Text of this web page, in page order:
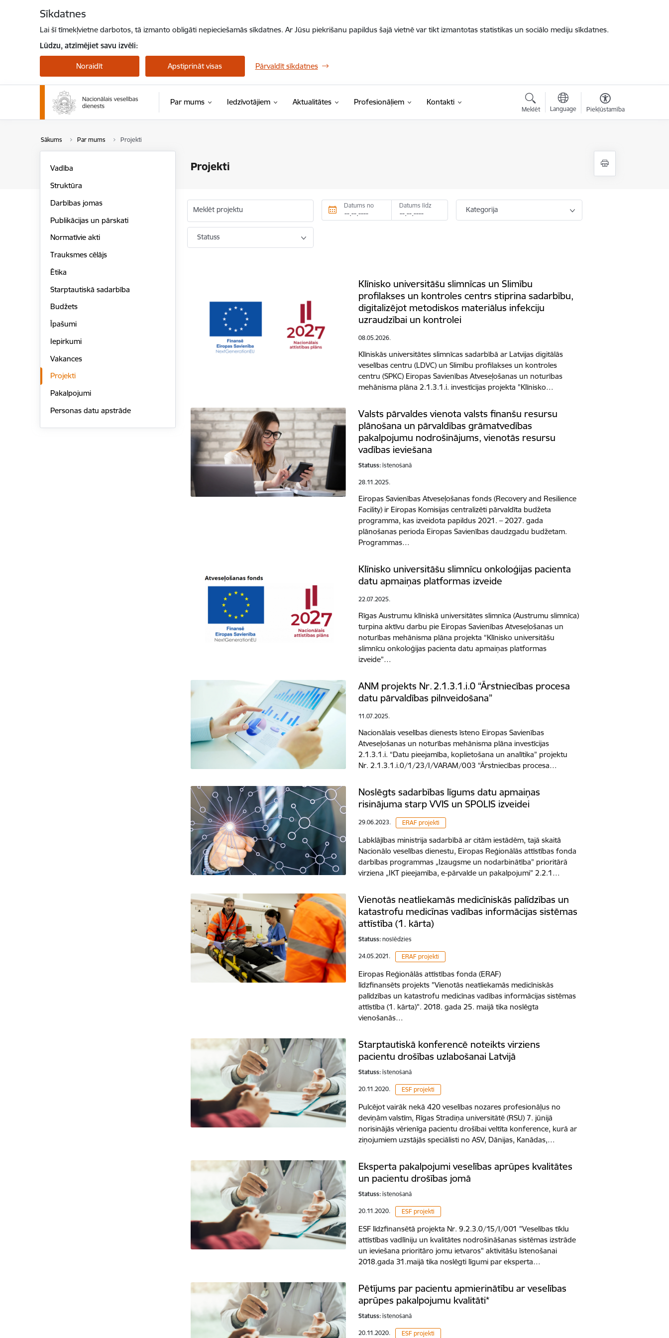
Sīkdatnes
Lai šī tīmekļvietne darbotos, tā izmanto obligāti nepieciešamās sīkdatnes. Ar Jūsu piekrišanu papildus šajā vietnē var tikt izmantotas statistikas un sociālo mediju sīkdatnes.
Lūdzu, atzīmējiet savu izvēli:
Noraidīt Apstiprināt visas Pārvaldīt sīkdatnes
Par mums Iedzīvotājiem Aktualitātes Profesionāļiem Kontakti
Meklēt Language Piekļūstamība
Sākums Par mums Projekti
Projekti
Vadība
Struktūra
Darbības jomas
Publikācijas un pārskati
Normatīvie akti
Trauksmes cēlājs
Ētika
Starptautiskā sadarbība
Budžets
Īpašumi
Iepirkumi
Vakances
Projekti
Pakalpojumi
Personas datu apstrāde
Meklēt projektu Datums no Datums līdz Kategorija
Statuss
Klīnisko universitāšu slimnīcas un Slimību
profilakses un kontroles centrs stiprina sadarbību,
digitalizējot metodiskos materiālus infekciju
uzraudzībai un kontrolei
08.05.2026.
Klīniskās universitātes slimnīcas sadarbībā ar Latvijas digitālās
veselības centru (LDVC) un Slimību profilakses un kontroles
centru (SPKC) Eiropas Savienības Atveseļošanas un noturības
mehānisma plāna 2.1.3.1.i. investīcijas projekta "Klīnisko…
Valsts pārvaldes vienota valsts finanšu resursu
plānošana un pārvaldības grāmatvedības
pakalpojumu nodrošinājums, vienotās resursu
vadības ieviešana
Statuss: īstenošanā
28.11.2025.
Eiropas Savienības Atveseļošanas fonds (Recovery and Resilience
Facility) ir Eiropas Komisijas centralizēti pārvaldīta budžeta
programma, kas izveidota papildus 2021. – 2027. gada
plānošanas perioda Eiropas Savienības daudzgadu budžetam.
Programmas…
Klīnisko universitāšu slimnīcu onkoloģijas pacienta
datu apmaiņas platformas izveide
22.07.2025.
Rīgas Austrumu klīniskā universitātes slimnīca (Austrumu slimnīca)
turpina aktīvu darbu pie Eiropas Savienības Atveseļošanas un
noturības mehānisma plāna projekta “Klīnisko universitāšu
slimnīcu onkoloģijas pacienta datu apmaiņas platformas
izveide”…
ANM projekts Nr. 2.1.3.1.i.0 “Ārstniecības procesa
datu pārvaldības pilnveidošana”
11.07.2025.
Nacionālais veselības dienests īsteno Eiropas Savienības
Atveseļošanas un noturības mehānisma plāna investīcijas
2.1.3.1.i. “Datu pieejamība, koplietošana un analītika” projektu
Nr. 2.1.3.1.i.0/1/23/I/VARAM/003 “Ārstniecības procesa…
Noslēgts sadarbības līgums datu apmaiņas
risinājuma starp VVIS un SPOLIS izveidei
29.06.2023. ERAF projekti
Labklājības ministrija sadarbībā ar citām iestādēm, tajā skaitā
Nacionālo veselības dienestu, Eiropas Reģionālās attīstības fonda
darbības programmas „Izaugsme un nodarbinātība” prioritārā
virziena „IKT pieejamība, e-pārvalde un pakalpojumi” 2.2.1…
Vienotās neatliekamās medicīniskās palīdzības un
katastrofu medicīnas vadības informācijas sistēmas
attīstība (1. kārta)
Statuss: noslēdzies
24.05.2021. ERAF projekti
Eiropas Reģionālās attīstības fonda (ERAF)
līdzfinansēts projekts "Vienotās neatliekamās medicīniskās
palīdzības un katastrofu medicīnas vadības informācijas sistēmas
attīstība (1. kārta)". 2018. gada 25. maijā tika noslēgta
vienošanās…
Starptautiskā konferencē noteikts virziens
pacientu drošības uzlabošanai Latvijā
Statuss: īstenošanā
20.11.2020. ESF projekti
Pulcējot vairāk nekā 420 veselības nozares profesionāļus no
deviņām valstīm, Rīgas Stradiņa universitātē (RSU) 7. jūnijā
norisinājās vērienīga pacientu drošībai veltīta konference, kurā ar
ziņojumiem uzstājās speciālisti no ASV, Dānijas, Kanādas,…
Eksperta pakalpojumi veselības aprūpes kvalitātes
un pacientu drošības jomā
Statuss: īstenošanā
20.11.2020. ESF projekti
ESF līdzfinansētā projekta Nr. 9.2.3.0/15/I/001 "Veselības tīklu
attīstības vadlīniju un kvalitātes nodrošināšanas sistēmas izstrāde
un ieviešana prioritāro jomu ietvaros" aktivitāšu īstenošanai
2018.gada 31.maijā tika noslēgti līgumi par eksperta…
Pētījums par pacientu apmierinātību ar veselības
aprūpes pakalpojumu kvalitāti*
Statuss: īstenošanā
20.11.2020. ESF projekti